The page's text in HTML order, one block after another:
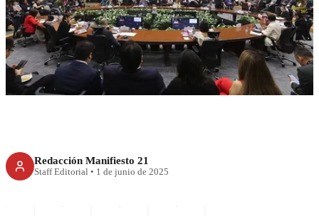
INE instaló 99.98% de casillas;
reporta incidentes mínimos
Redacción Manifiesto 21
Staff Editorial • 1 de junio de 2025